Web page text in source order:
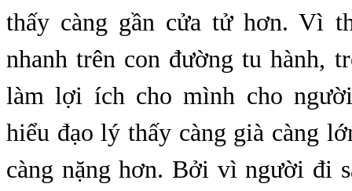
thấy càng gần cửa tử hơn. Vì
nhanh trên con đường tu hành,
làm lợi ích cho mình cho
hiểu đạo lý thấy càng già càng
càng nặng hơn. Bởi vì người đi